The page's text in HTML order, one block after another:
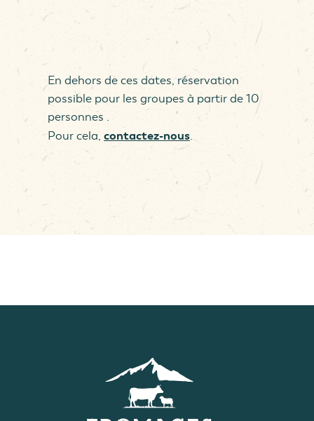
En dehors de ces dates, réservation
possible pour les groupes à partir de 10
personnes .
Pour cela, contactez-nous.